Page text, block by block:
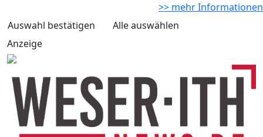
>> mehr Informationen
Auswahl bestätigen
Alle auswählen
Anzeige